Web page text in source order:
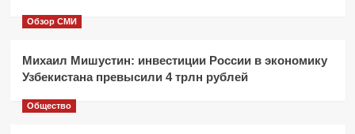
Обзор СМИ
Михаил Мишустин: инвестиции России в экономику
Узбекистана превысили 4 трлн рублей
Общество